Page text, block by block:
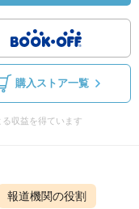
購入ストア一覧
収益を得ています
報道機関の役割